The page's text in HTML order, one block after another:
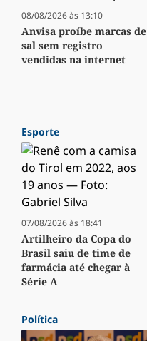
08/08/2026 às 13:10
Anvisa proíbe marcas de
sal sem registro
vendidas na internet
Esporte
07/08/2026 às 18:41
Artilheiro da Copa do
Brasil saiu de time de
farmácia até chegar à
Série A
Política